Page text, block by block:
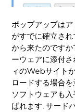
ポップアップは
がすでに確立さ
から来たのです
ーウェアに添付
ィのWebサイト
ロードする場合
ソフトウェアも
ばれます. サード